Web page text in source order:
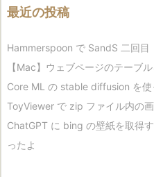
最近の投稿
Hammerspoon で SandS 二回目
【Mac】ウェブページのテーブ
Core ML の stable diffusion を使
ToyViewer で zip ファイル内の
ChatGPT に bing の壁紙を取得
ったよ